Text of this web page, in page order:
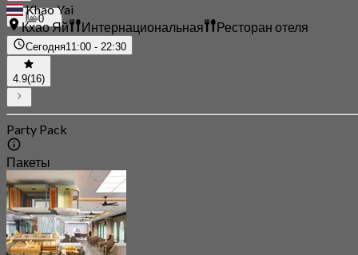
0
Khao Yai
Кхао Яй
Интернациональная Ресторан отеля
Сегодня11:00 - 22:30
4.9(16)
Party Pack
Пакеты